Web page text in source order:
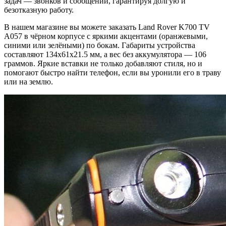
безотказную работу.
В нашем магазине вы можете заказать Land Rover K700 TV
A057 в чёрном корпусе с яркими акцентами (оранжевыми,
синими или зелёными) по бокам. Габариты устройства
составляют 134x61x21.5 мм, а вес без аккумулятора — 106
граммов. Яркие вставки не только добавляют стиля, но и
помогают быстро найти телефон, если вы уронили его в траву
или на землю.